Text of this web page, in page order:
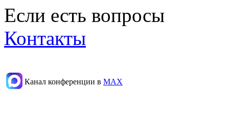
Если есть вопросы
Контакты
Канал конференции в МАХ